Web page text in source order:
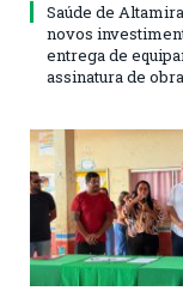
Saúde de
novos
entrega de
assinatura de